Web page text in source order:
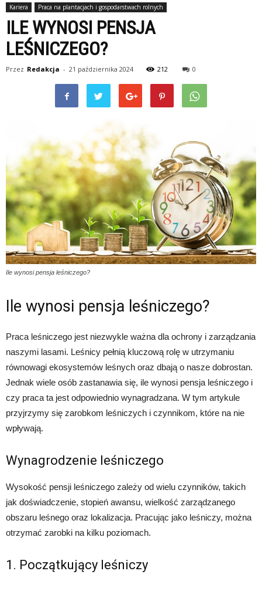
Kariera Praca na plantacjach i gospodarstwach rolnych
ILE WYNOSI PENSJA
LEŚNICZEGO?
Przez Redakcja - 21 października 2024 212 0
Ile wynosi pensja leśniczego?
Ile wynosi pensja leśniczego?
Praca leśniczego jest niezwykle ważna dla ochrony i zarządzania
naszymi lasami. Leśnicy pełnią kluczową rolę w utrzymaniu
równowagi ekosystemów leśnych oraz dbają o nasze dobrostan.
Jednak wiele osób zastanawia się, ile wynosi pensja leśniczego i
czy praca ta jest odpowiednio wynagradzana. W tym artykule
przyjrzymy się zarobkom leśniczych i czynnikom, które na nie
wpływają.
Wynagrodzenie leśniczego
Wysokość pensji leśniczego zależy od wielu czynników, takich
jak doświadczenie, stopień awansu, wielkość zarządzanego
obszaru leśnego oraz lokalizacja. Pracując jako leśniczy, można
otrzymać zarobki na kilku poziomach.
1. Początkujący leśniczy